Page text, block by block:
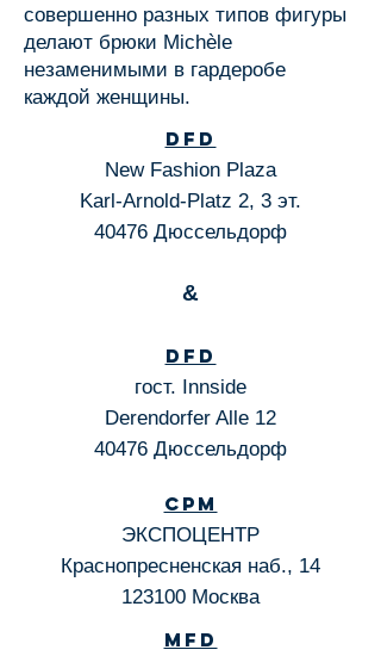
совершенно разных типов фигуры
делают брюки Michèle
незаменимыми в гардеробе
каждой женщины.
DFD
New Fashion Plaza
Karl-Arnold-Platz 2, 3 эт.
40476 Дюссельдорф
&
DFD
гост. Innside
Derendorfer Alle 12
40476 Дюссельдорф
CPM
ЭКСПОЦЕНТР
Краснопресненская наб., 14
123100 Москва
MFD